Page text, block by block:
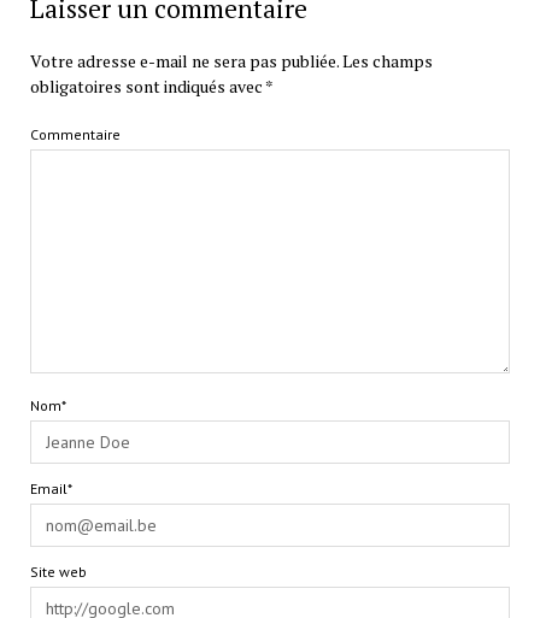
Laisser un commentaire
Votre adresse e-mail ne sera pas publiée.Les champs
obligatoires sont indiqués avec *
Commentaire
Nom*
Email*
Site web